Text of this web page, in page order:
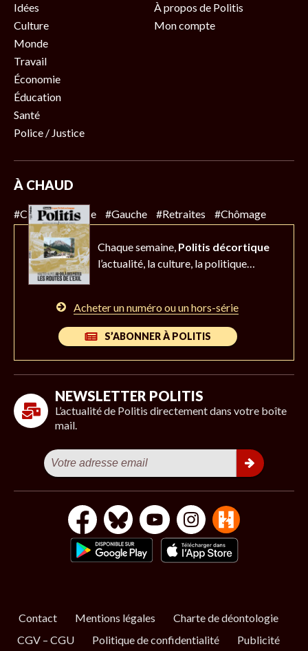
Idées
Culture
Monde
Travail
Économie
Éducation
Santé
Police / Justice
À propos de Politis
Mon compte
À CHAUD
#Climat #Police #Gauche #Retraites #Chômage
Chaque semaine, Politis décortique
l’actualité, la culture, la politique…
Acheter un numéro ou un hors-série
S’ABONNER À POLITIS
NEWSLETTER POLITIS
L’actualité de Politis directement dans votre boîte
mail.
Contact Mentions légales
Charte de déontologie
CGV – CGU
Politique de confidentialité Publicité